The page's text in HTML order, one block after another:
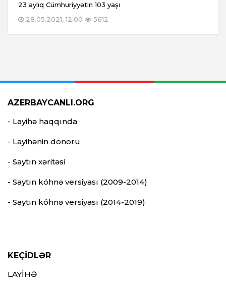
23 aylıq Cümhuriyyətin 103 yaşı
28.05.2021, 12:00
5612
AZERBAYCANLI.ORG
- Layihə haqqında
- Layihənin donoru
- Saytın xəritəsi
- Saytın köhnə versiyası (2009-2014)
- Saytın köhnə versiyası (2014-2019)
KEÇİDLƏR
LAYİHƏ